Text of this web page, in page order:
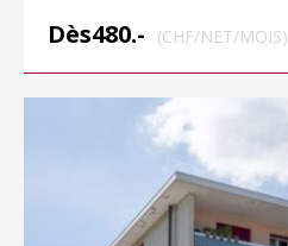
Dès480.- (CHF/NET/MOIS)